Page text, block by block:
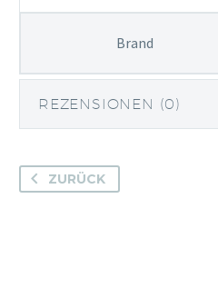
Brand
REZENSIONEN (0)
ZURÜCK